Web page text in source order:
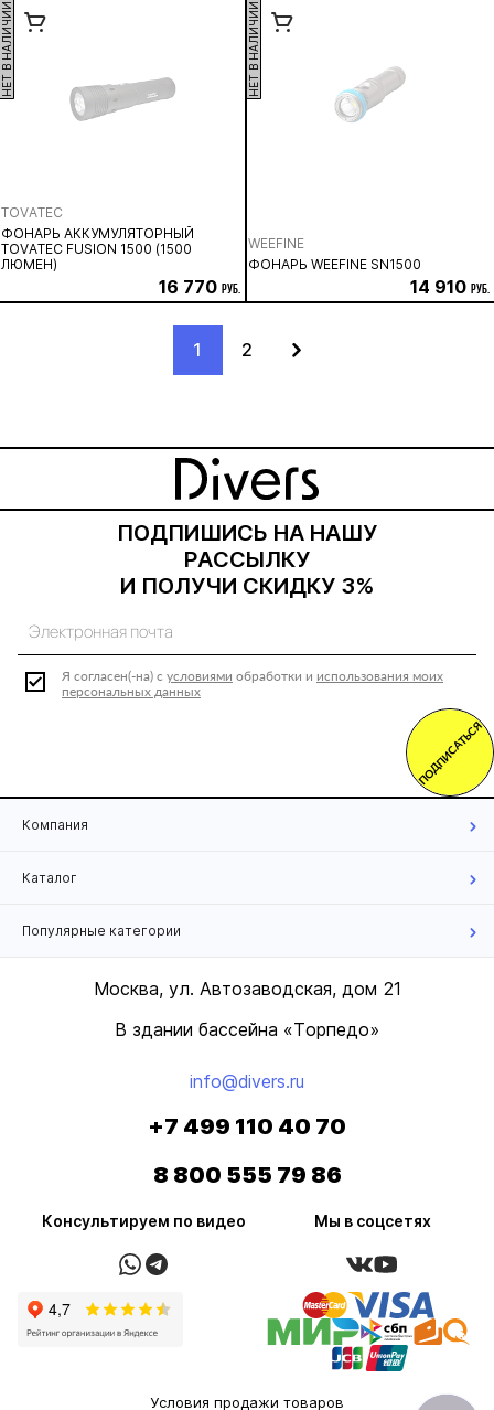
НЕТ В НАЛИЧИИ
TOVATEC
ФОНАРЬ АККУМУЛЯТОРНЫЙ
TOVATEC FUSION 1500 (1500
ЛЮМЕН)
16 770 руб.
НЕТ В НАЛИЧИИ
WEEFINE
ФОНАРЬ WEEFINE SN1500
14 910 руб.
1 2
ПОДПИШИСЬ НА НАШУ
РАССЫЛКУ
И ПОЛУЧИ СКИДКУ 3%
Я согласен(-на) с условиями обработки и использования моих
персональных данных
ПОДПИСАТЬСЯ
Компания
Каталог
Популярные категории
Москва, ул. Автозаводская, дом 21
В здании бассейна «Торпедо»
info@divers.ru
Консультируем по видео Мы в соцсетях
+7 499 110 40 70
8 800 555 79 86
Условия продажи товаров